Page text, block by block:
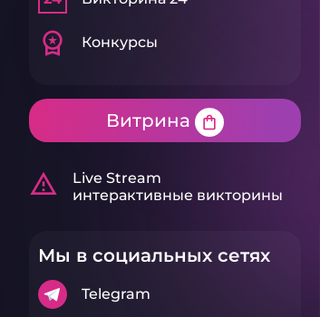
workspace_premium Конкурсы
Витрина shopping_bag
warning_amber
Live Stream
интерактивные викторины
Мы в социальных сетях
Telegram